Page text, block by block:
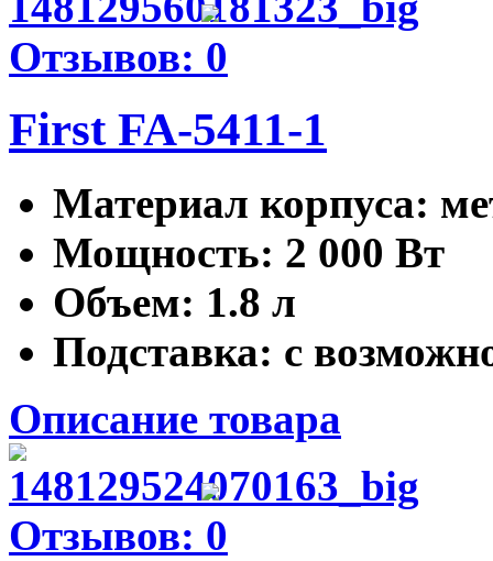
Отзывов: 0
First FA-5411-1
Материал корпуса:
Мощность: 2 000 Вт
Объем: 1.8 л
Подставка: с
Описание товара
Отзывов: 0